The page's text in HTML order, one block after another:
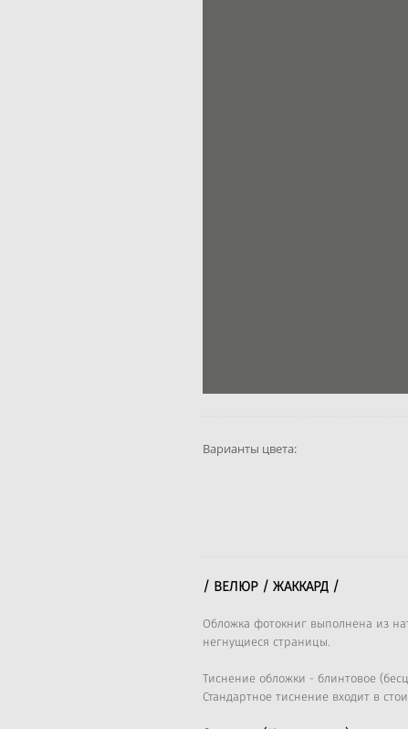
Варианты цвета:
/ ВЕЛЮР / ЖАККАРД /
Обложка фотокниг выполнена из
негнущиеся страницы.
Тиснение обложки - блинтовое
Стандартное тиснение входит в